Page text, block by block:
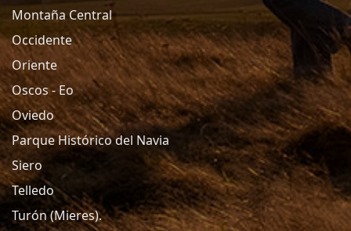
Montaña Central
Occidente
Oriente
Oscos - Eo
Oviedo
Parque Histórico del Navia
Siero
Telledo
Turón (Mieres).